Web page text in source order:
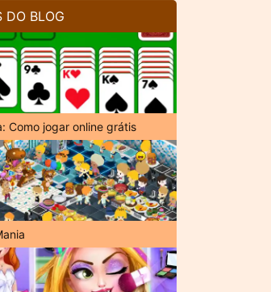
DO BLOG
Como jogar online grátis